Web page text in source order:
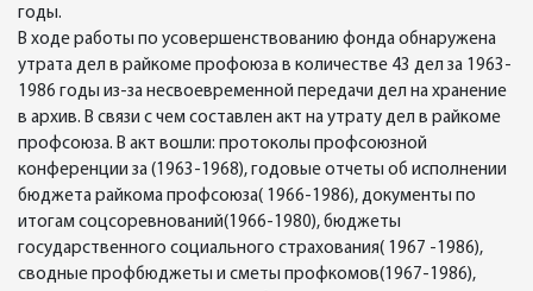
годы.
В ходе работы по усовершенствованию фонда обнаружена
утрата дел в райкоме профоюза в количестве 43 дел за 1963-
1986 годы из-за несвоевременной передачи дел на хранение
в архив. В связи с чем составлен акт на утрату дел в райкоме
профсоюза. В акт вошли: протоколы профсоюзной
конференции за (1963-1968), годовые отчеты об исполнении
бюджета райкома профсоюза( 1966-1986), документы по
итогам соцсоревнований(1966-1980), бюджеты
государственного социального страхования( 1967 -1986),
сводные профбюджеты и сметы профкомов(1967-1986),